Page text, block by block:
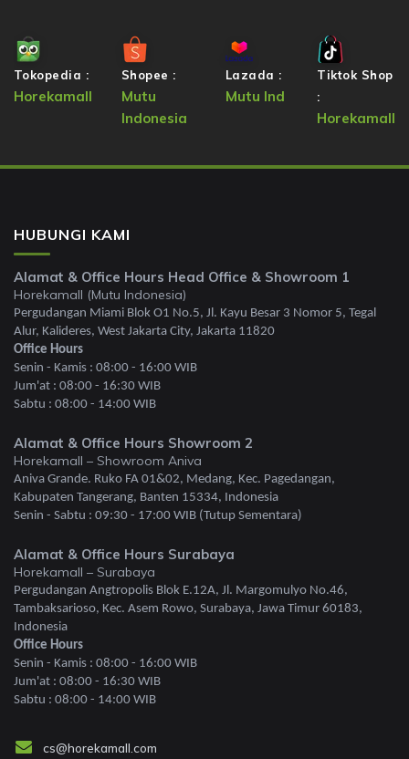
Tokopedia :
Horekamall
Shopee :
Mutu
Indonesia
Lazada :
Mutu Ind
Tiktok Shop
:
Horekamall
HUBUNGI KAMI
Alamat & Office Hours Head Office & Showroom 1
Horekamall (Mutu Indonesia)
Pergudangan Miami Blok O1 No.5, Jl. Kayu Besar 3 Nomor 5, Tegal
Alur, Kalideres, West Jakarta City, Jakarta 11820
Office Hours
Senin - Kamis : 08:00 - 16:00 WIB
Jum'at : 08:00 - 16:30 WIB
Sabtu : 08:00 - 14:00 WIB
Alamat & Office Hours Showroom 2
Horekamall – Showroom Aniva
Aniva Grande. Ruko FA 01&02, Medang, Kec. Pagedangan,
Kabupaten Tangerang, Banten 15334, Indonesia
Senin - Sabtu : 09:30 - 17:00 WIB (Tutup Sementara)
Alamat & Office Hours Surabaya
Horekamall – Surabaya
Pergudangan Angtropolis Blok E.12A, Jl. Margomulyo No.46,
Tambaksarioso, Kec. Asem Rowo, Surabaya, Jawa Timur 60183,
Indonesia
Office Hours
Senin - Kamis : 08:00 - 16:00 WIB
Jum'at : 08:00 - 16:30 WIB
Sabtu : 08:00 - 14:00 WIB
cs@horekamall.com